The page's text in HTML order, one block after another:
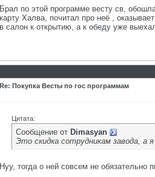
Брал по этой программе весту св,
карту Халва, почитал про неё ,
в салон к открытию, а к обеду уже
Re: Покупка Весты по гос программам
Цитата:
Сообщение от Dimasyan
Это скидка сотрудникам завода, а
Нуу, тогда о ней совсем не обязательно